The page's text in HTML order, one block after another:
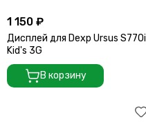
1 150 ₽
Дисплей для Dexp Ursus S770i
Kid's 3G
В корзину